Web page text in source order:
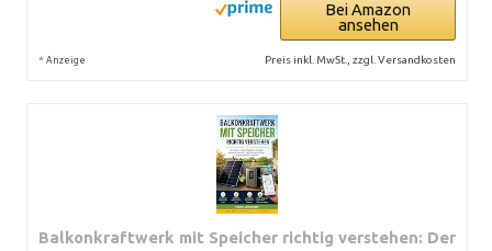
Bei Amazon
ansehen
* Anzeige Preis inkl. MwSt., zzgl. Versandkosten
Balkonkraftwerk mit Speicher richtig verstehen: Der